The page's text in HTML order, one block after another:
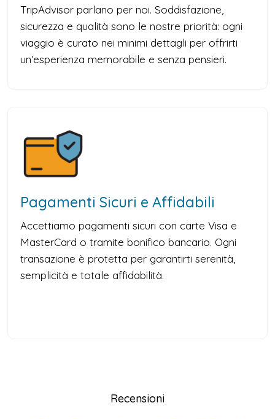
TripAdvisor parlano per noi. Soddisfazione,
sicurezza e qualità sono le nostre priorità: ogni
viaggio è curato nei minimi dettagli per offrirti
un’esperienza memorabile e senza pensieri.
Pagamenti Sicuri e Affidabili
Accettiamo pagamenti sicuri con carte Visa e
MasterCard o tramite bonifico bancario. Ogni
transazione è protetta per garantirti serenità,
semplicità e totale affidabilità.
Recensioni